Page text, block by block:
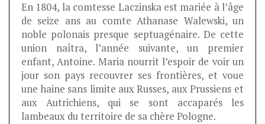
En 1804, la comtesse Laczinska est mariée à l’âge
de seize ans au comte Athanase Walewski, un
noble polonais presque septuagénaire. De cette
union naîtra, l’année suivante, un premier
enfant, Antoine. Maria nourrit l’espoir de voir un
jour son pays recouvrer ses frontières, et voue
une haine sans limite aux Russes, aux Prussiens et
aux Autrichiens, qui se sont accaparés les
lambeaux du territoire de sa chère Pologne.